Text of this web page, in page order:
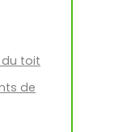
du toit
de